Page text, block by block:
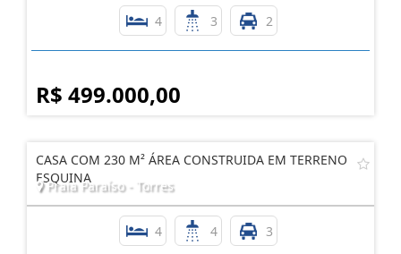
4 3 2
R$ 499.000,00
CASA COM 230 M² ÁREA CONSTRUIDA EM TERRENO
ESQUINA
Praia Paraíso - Torres
4 4 3